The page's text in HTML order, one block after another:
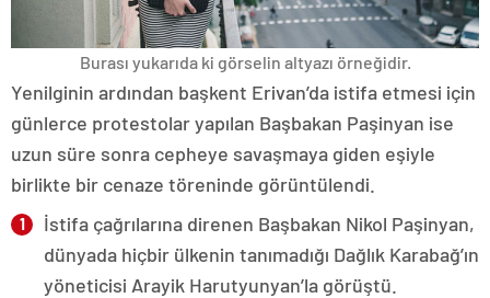
Burası yukarıda ki görselin altyazı örneğidir.
Yenilginin ardından başkent Erivan’da istifa etmesi için
günlerce protestolar yapılan Başbakan Paşinyan ise
uzun süre sonra cepheye savaşmaya giden eşiyle
birlikte bir cenaze töreninde görüntülendi.
İstifa çağrılarına direnen Başbakan Nikol Paşinyan,
dünyada hiçbir ülkenin tanımadığı Dağlık Karabağ’ın
yöneticisi Arayik Harutyunyan’la görüştü.